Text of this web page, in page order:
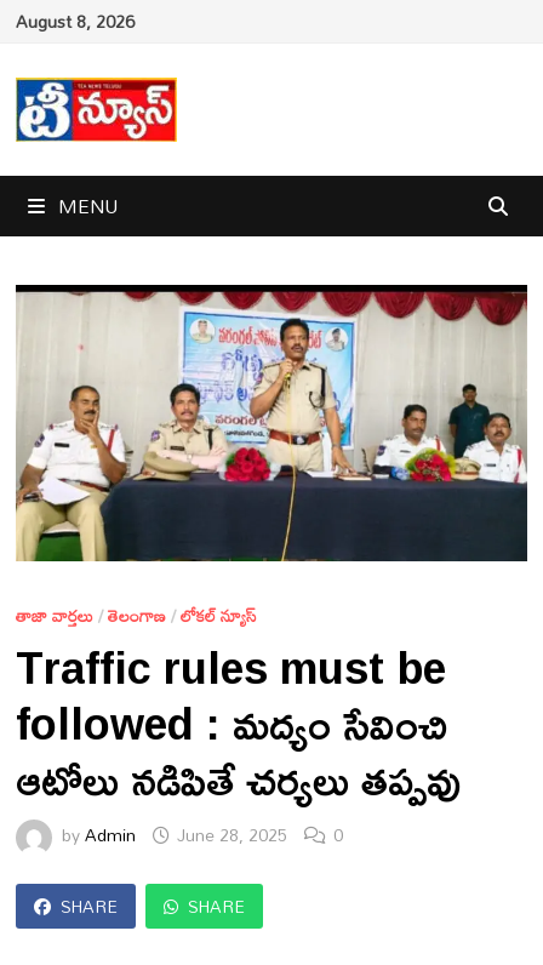
Skip
content
August 8, 2026
MENU
తాజా వార్తలు/తెలంగాణ/లోకల్ న్యూస్
Traffic rules must be
followed : మద్యం సేవించి
ఆటోలు నడిపితే చర్యలు తప్పవు
byAdmin June 28, 2025 0
SHARE SHARE